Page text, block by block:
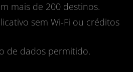
mais de 200 destinos.
sem Wi-Fi ou créditos
de dados permitido.